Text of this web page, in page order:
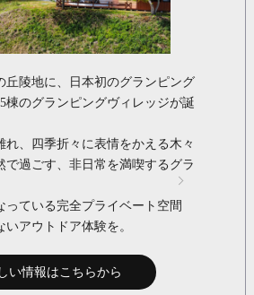
丘陵地に、日本初のグランピング
棟のグランピングヴィレッジが誕
れ、四季折々に表情をかえる木々
で過ごす、非日常を満喫するグラ
っている完全プライベート空間
アウトドア体験を。
い情報はこちらから